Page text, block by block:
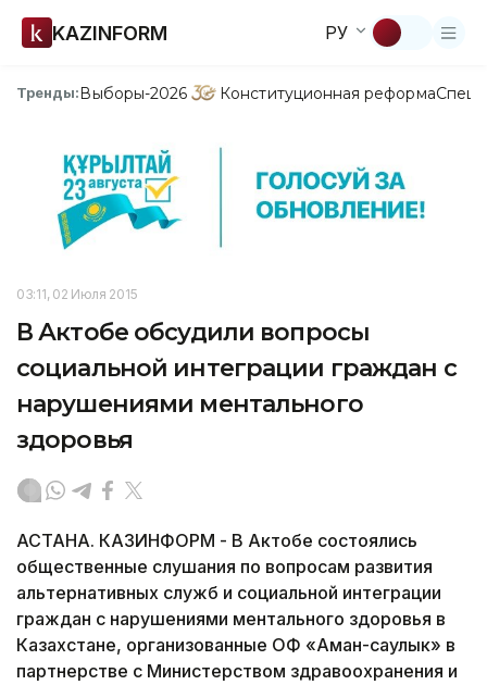
KAZINFORM РУ
Тренды:Выборы-2026 Конституционная реформа
03:11, 02 Июля 2015
В Актобе обсудили вопросы
социальной интеграции граждан с
нарушениями ментального
здоровья
АСТАНА. КАЗИНФОРМ - В Актобе состоялись
общественные слушания по вопросам развития
альтернативных служб и социальной интеграции
граждан с нарушениями ментального здоровья в
Казахстане, организованные ОФ «Аман-саулык» в
партнерстве с Министерством здравоохранения и